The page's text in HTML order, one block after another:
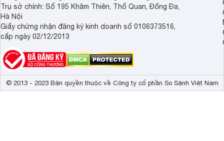
Trụ sở chính: Số 195 Khâm Thiên, Thổ Quan, Đống Đa,
Hà Nội
Giấy chứng nhận đăng ký kinh doanh số 0106373516,
cấp ngày 02/12/2013
© 2013 - 2023 Bản quyền thuộc về Công ty cổ phần So Sánh Việt Nam